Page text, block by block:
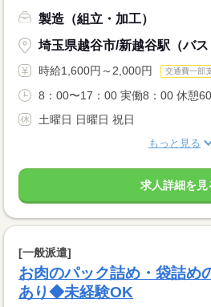
製造（組立・加工）
埼玉県越谷市/新越谷駅（バス
時給1,600円～2,000円 交通費一部
8：00〜17：00 実働8：00 休憩60
土曜日 日曜日 祝日
もっと見る
求人詳細を見
[一般派遣]
お肉のパック詰め・袋詰
あり◆未経験OK